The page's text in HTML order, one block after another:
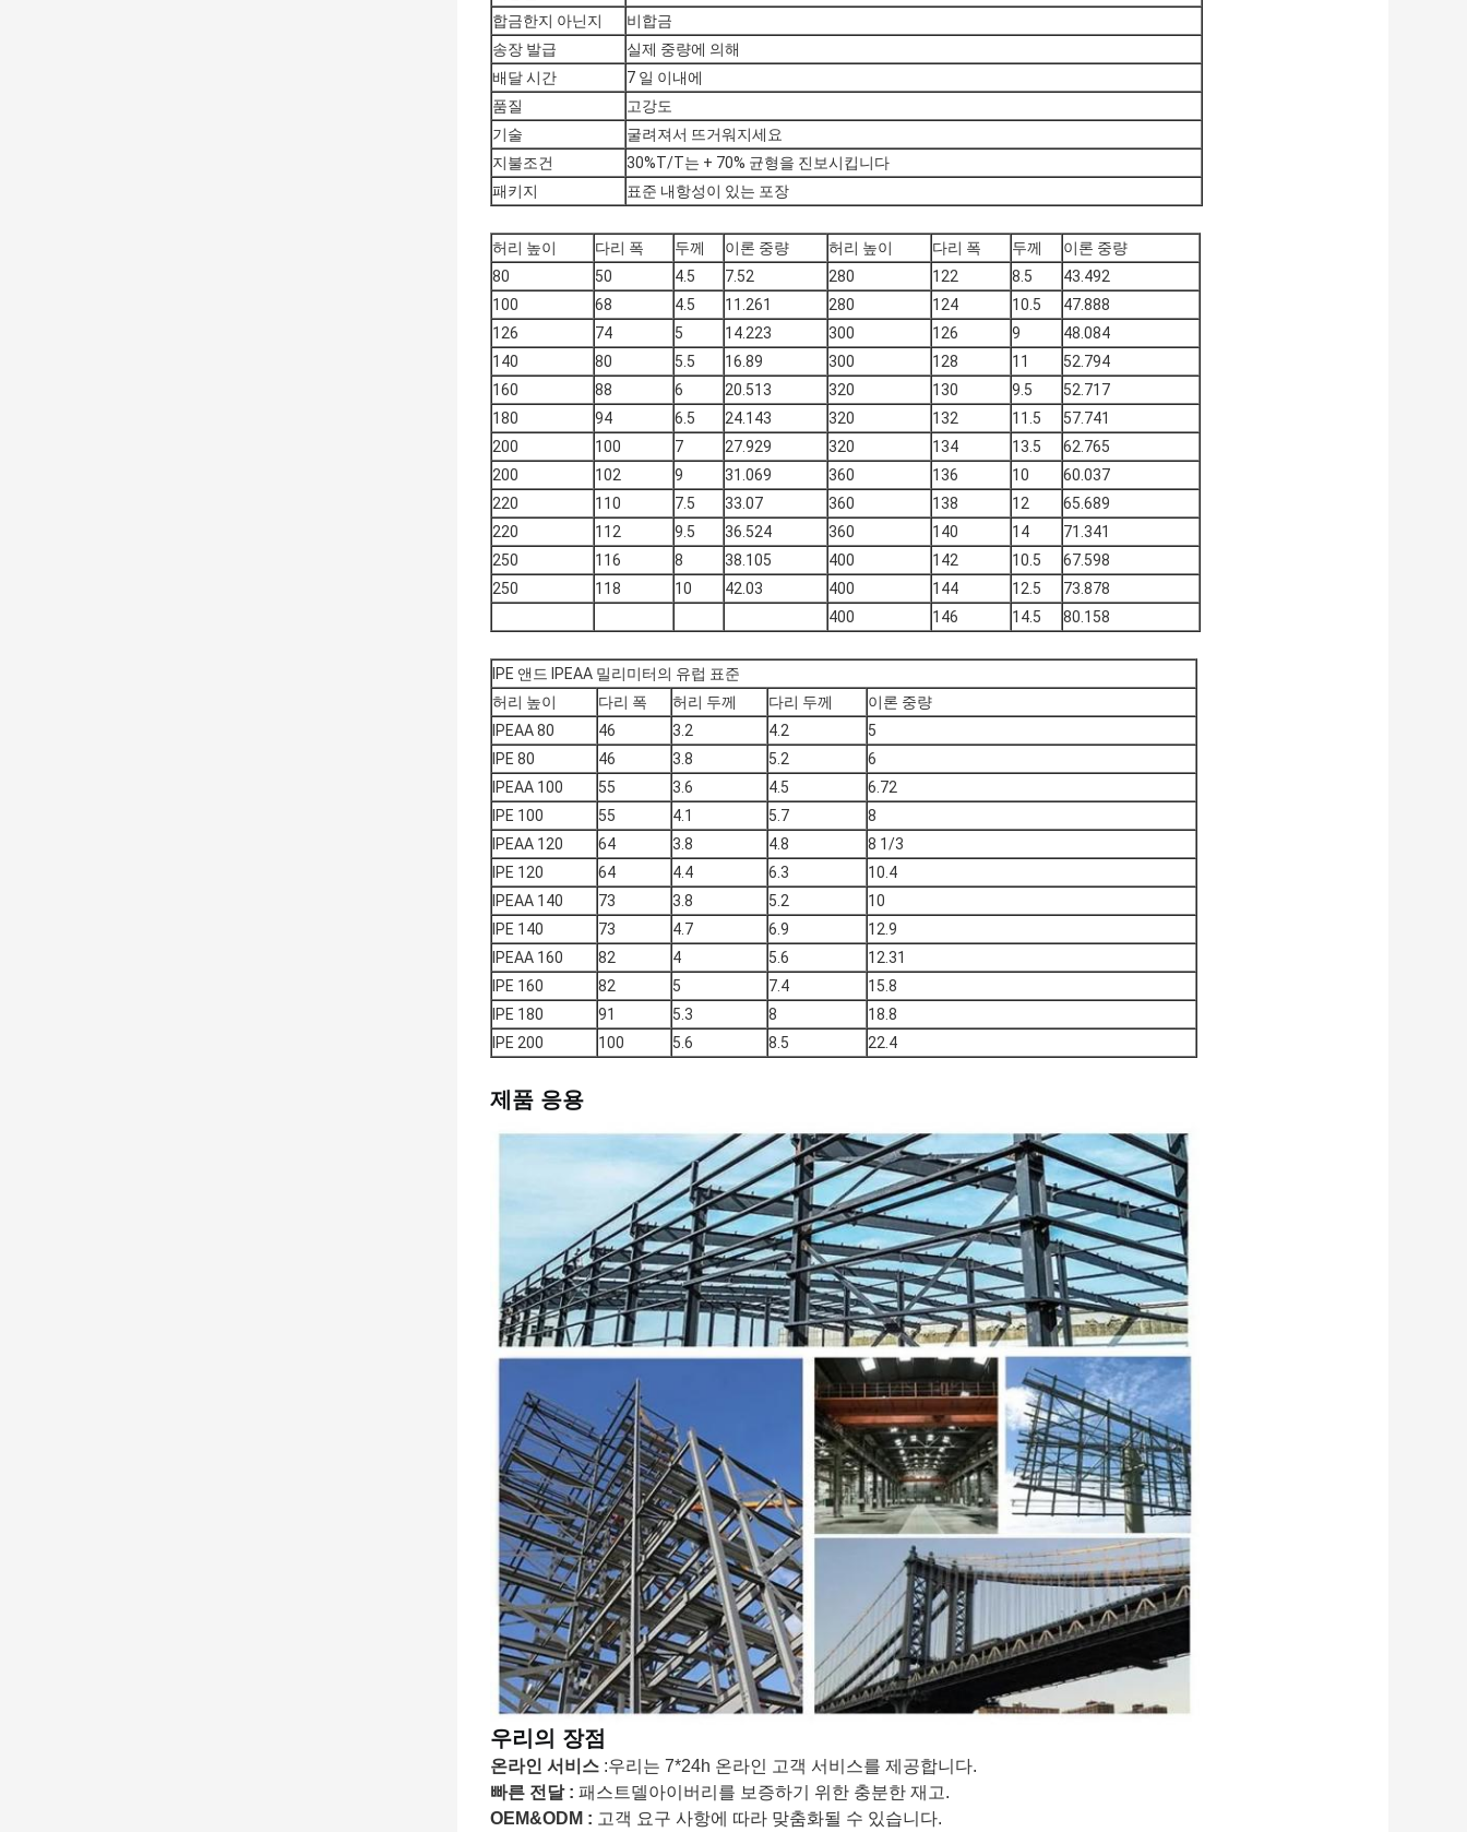
합금한지 아닌지
비합금
송장 발급
실제 중량에 의해
배달 시간
7 일 이내에
품질
고강도
기술
굴려져서 뜨거워지세요
지불조건
30%T/T는 + 70% 균형을 진보시킵니다
패키지
표준 내항성이 있는 포장
허리 높이 다리 폭 두께 이론 중량 허리 높이 다리 폭 두께
이론 중량
80
50 4.5 7.52 280 122 8.5
43.492
100
68 4.5 11.261 280 124 10.5
47.888
126
74 5 14.223 300 126 9
48.084
140
80 5.5 16.89 300 128 11
52.794
160
88 6 20.513 320 130 9.5
52.717
180
94 6.5 24.143 320 132 11.5
57.741
200
100 7 27.929 320 134 13.5
62.765
200
102 9 31.069 360 136 10
60.037
220
110 7.5 33.07 360 138 12
65.689
220
112 9.5 36.524 360 140 14
71.341
250
116 8 38.105 400 142 10.5
67.598
250
118 10 42.03 400 144 12.5
73.878
400
146 14.5 80.158
IPE 앤드 IPEAA 밀리미터의 유럽 표준
허리 높이
다리 폭 허리 두께 다리 두께
이론 중량
IPEAA 80
46 3.2 4.2
5
IPE 80
46 3.8 5.2
6
IPEAA 100
55 3.6 4.5
6.72
IPE 100
55 4.1 5.7
8
IPEAA 120
64 3.8 4.8
8 1/3
IPE 120
64 4.4 6.3
10.4
IPEAA 140
73 3.8 5.2
10
IPE 140
73 4.7 6.9
12.9
IPEAA 160
82 4 5.6
12.31
IPE 160
82 5 7.4
15.8
IPE 180
91 5.3 8
18.8
IPE 200
100 5.6 8.5 22.4
제품 응용
우리의 장점
온라인 서비스 :우리는 7*24h 온라인 고객 서비스를 제공합니다.
빠른 전달 : 패스트델아이버리를 보증하기 위한 충분한 재고.
OEM&ODM : 고객 요구 사항에 따라 맞춤화될 수 있습니다.